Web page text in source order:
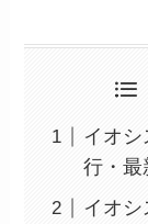
イオ
行・最
イオシ